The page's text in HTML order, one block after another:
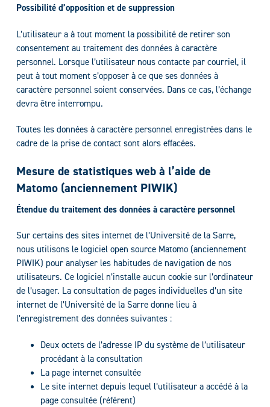
Possibilité d’opposition et de suppression
L’utilisateur a à tout moment la possibilité de retirer son
consentement au traitement des données à caractère
personnel. Lorsque l’utilisateur nous contacte par courriel, il
peut à tout moment s’opposer à ce que ses données à
caractère personnel soient conservées. Dans ce cas, l’échange
devra être interrompu.
Toutes les données à caractère personnel enregistrées dans le
cadre de la prise de contact sont alors effacées.
Mesure de statistiques web à l’aide de
Matomo (anciennement PIWIK)
Étendue du traitement des données à caractère personnel
Sur certains des sites internet de l’Université de la Sarre,
nous utilisons le logiciel open source Matomo (anciennement
PIWIK) pour analyser les habitudes de navigation de nos
utilisateurs. Ce logiciel n’installe aucun cookie sur l’ordinateur
de l’usager. La consultation de pages individuelles d’un site
internet de l’Université de la Sarre donne lieu à
l’enregistrement des données suivantes :
Deux octets de l’adresse IP du système de l’utilisateur
procédant à la consultation
La page internet consultée
Le site internet depuis lequel l’utilisateur a accédé à la
page consultée (référent)